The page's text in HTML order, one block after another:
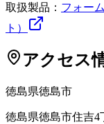
取扱製品： フォー
ト）
アクセス
徳島県徳島市
徳島県徳島市住吉4